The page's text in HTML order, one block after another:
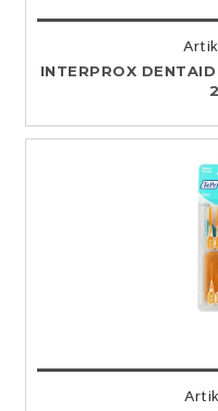
INTERPROX